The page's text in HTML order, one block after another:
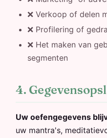
❌ Verkoop of delen
❌ Profilering of
❌ Het maken van
segmenten
4.
Uw oefengegevens
uw mantra's,